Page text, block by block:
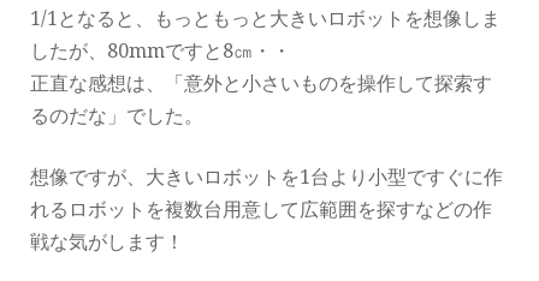
1/1となると、もっともっと大きいロボットを想像しま
したが、80mmですと8㎝・・
正直な感想は、「意外と小さいものを操作して探索す
るのだな」でした。
想像ですが、大きいロボットを1台より小型ですぐに作
れるロボットを複数台用意して広範囲を探すなどの作
戦な気がします！